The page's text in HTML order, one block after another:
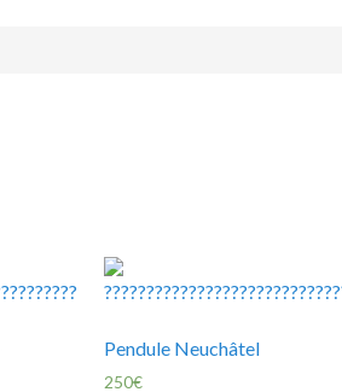
Pendule Neuchâtel
250€